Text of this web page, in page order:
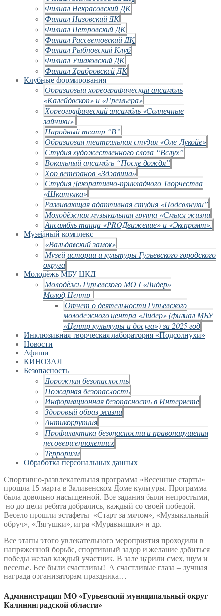
Филиал Некрасовский ДК
Филиал Низовский ДК
Филиал Петровский ДК
Филиал Рассветовский ДК
Филиал Рыбновский Клуб
Филиал Ушаковский ДК
Филиал Храбровский ДК
Клубные формирования
Образцовый хореографический ансамбль
«Калейдоскоп» и «Премьера»
Хореографический ансамбль «Солнечные
зайчики».
Народный театр “В”
Образцовая театральная студия «Оле-Лукойе»
Студия художественного слова “Вслух”
Вокальный ансамбль “После дождя”
Хор ветеранов «Здравица»
Студия Декоративно-прикладного Творчества
«Шкатулка»
Развивающая адаптивная студия «Подсолнухи”
Молодёжная музыкальная группа «Смысл жизни
Ансамбль танца «PROДвижение» и «Экспромт».
Музейный комплекс
«Вальдавский замок»
Музей истории и культуры Гурьевского городского
округа
Молодёжь МБУ ЦКД
Молодёжь Гурьевского МО I «Лидер»
Молод.Центр
Отчет о деятельности Гурьевского
молодежного центра «Лидер» (филиал МБУ
«Центр культуры и досуга») за 2025 год
Инклюзивная творческая лаборатория «Подсолнухи»
Новости
Афиши
КИНОЗАЛ
Безопасность
Дорожная безопасность
Пожарная безопасность
Информационная безопасность в Интернете
Здоровый образ жизни
Антикоррупция
Профилактика безопасности и правонарушения
несовершеннолетних
Терроризм
Обработка персональных данных
Спортивно-развлекательная программа «Весенние старты»
прошла 15 марта в Заливенском Доме культуры. Программа
была довольно насыщенной. Все задания были непростыми,
но до цели ребята добрались, каждый со своей победой.
Весело прошли эстафеты «Старт за мячом», «Музыкальный
обруч», «Лягушки», игра «Муравьишки» и др.
Все этапы этого увлекательного мероприятия проходили в
напряженной борьбе, спортивный задор и желание добиться
победы желал каждый участник. В зале царили смех, шум и
веселье. Все были счастливы! А счастливые глаза – лучшая
награда организаторам праздника…
Администрация МО «Гурьевский муниципальный округ
Калининградской области»